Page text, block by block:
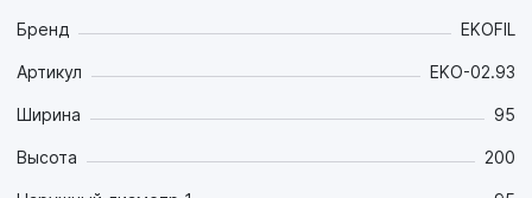
Бренд EKOFIL
Артикул EKO-02.93
Ширина 95
Высота 200